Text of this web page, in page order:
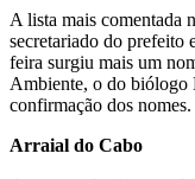
A lista mais comentada
secretariado do prefeito
feira surgiu mais um
Ambiente, o do biólogo
confirmação dos nomes.
Arraial do Cabo